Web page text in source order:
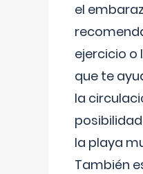
el
ejercicio o
que te
la
la playa
También